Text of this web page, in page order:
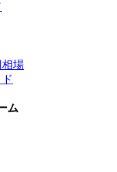
相場
ム